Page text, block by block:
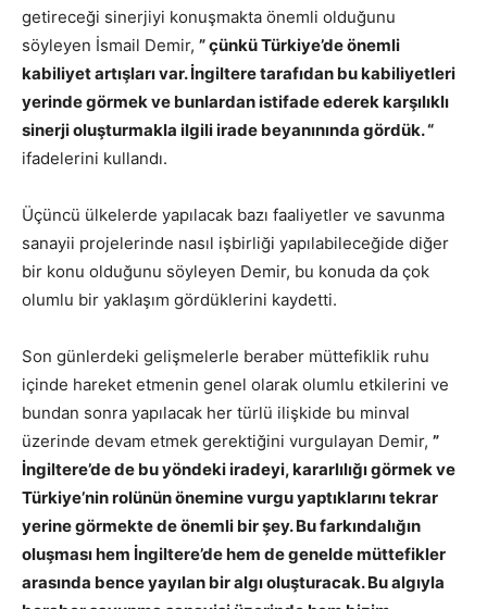
getireceği sinerjiyi konuşmakta önemli olduğunu
söyleyen İsmail Demir, ” çünkü Türkiye’de önemli
kabiliyet artışları var. İngiltere tarafıdan bu kabiliyetleri
yerinde görmek ve bunlardan istifade ederek karşılıklı
sinerji oluşturmakla ilgili irade beyanınında gördük. “
ifadelerini kullandı.
Üçüncü ülkelerde yapılacak bazı faaliyetler ve savunma
sanayii projelerinde nasıl işbirliği yapılabileceğide diğer
bir konu olduğunu söyleyen Demir, bu konuda da çok
olumlu bir yaklaşım gördüklerini kaydetti.
Son günlerdeki gelişmelerle beraber müttefiklik ruhu
içinde hareket etmenin genel olarak olumlu etkilerini ve
bundan sonra yapılacak her türlü ilişkide bu minval
üzerinde devam etmek gerektiğini vurgulayan Demir, ”
İngiltere’de de bu yöndeki iradeyi, kararlılığı görmek ve
Türkiye’nin rolünün önemine vurgu yaptıklarını tekrar
yerine görmekte de önemli bir şey. Bu farkındalığın
oluşması hem İngiltere’de hem de genelde müttefikler
arasında bence yayılan bir algı oluşturacak. Bu algıyla